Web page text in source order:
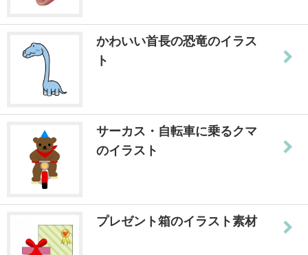
かわいい首長の恐竜のイラス
ト
サーカス・自転車に乗るクマ
のイラスト
プレゼント箱のイラスト素材